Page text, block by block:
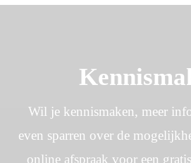
Wil je kennismaken, meer
even sparren over de
online afspraak voor een gratis